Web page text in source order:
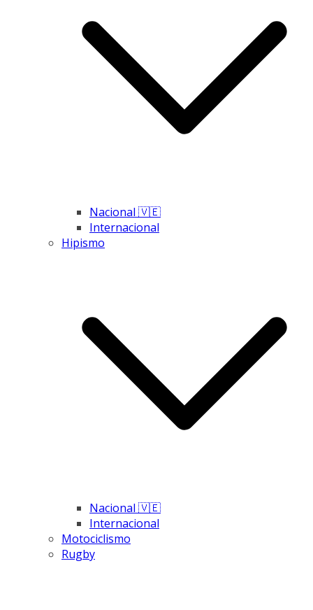
Nacional 🇻🇪
Internacional
Hipismo
Nacional 🇻🇪
Internacional
Motociclismo
Rugby